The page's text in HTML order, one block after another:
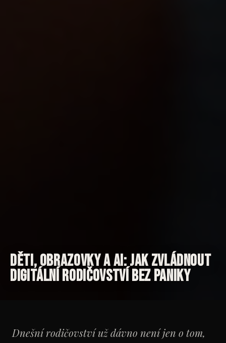
Děti, obrazovky a AI: jak zvládnout
digitální rodičovství bez paniky
Dnešní rodičovství už dávno není jen o tom,